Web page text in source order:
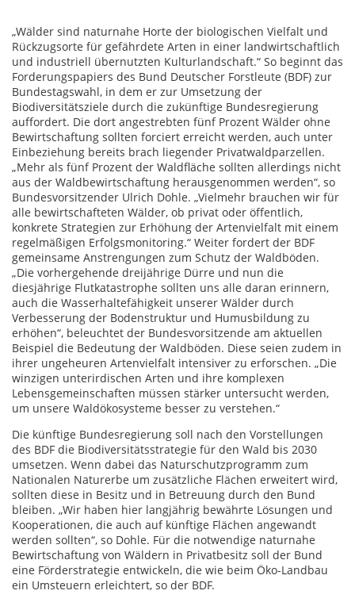
„Wälder sind naturnahe Horte der biologischen Vielfalt und
Rückzugsorte für gefährdete Arten in einer landwirtschaftlich
und industriell übernutzten Kulturlandschaft.“ So beginnt das
Forderungspapiers des Bund Deutscher Forstleute (BDF) zur
Bundestagswahl, in dem er zur Umsetzung der
Biodiversitätsziele durch die zukünftige Bundesregierung
auffordert. Die dort angestrebten fünf Prozent Wälder ohne
Bewirtschaftung sollten forciert erreicht werden, auch unter
Einbeziehung bereits brach liegender Privatwaldparzellen.
„Mehr als fünf Prozent der Waldfläche sollten allerdings nicht
aus der Waldbewirtschaftung herausgenommen werden“, so
Bundesvorsitzender Ulrich Dohle. „Vielmehr brauchen wir für
alle bewirtschafteten Wälder, ob privat oder öffentlich,
konkrete Strategien zur Erhöhung der Artenvielfalt mit einem
regelmäßigen Erfolgsmonitoring.“ Weiter fordert der BDF
gemeinsame Anstrengungen zum Schutz der Waldböden.
„Die vorhergehende dreijährige Dürre und nun die
diesjährige Flutkatastrophe sollten uns alle daran erinnern,
auch die Wasserhaltefähigkeit unserer Wälder durch
Verbesserung der Bodenstruktur und Humusbildung zu
erhöhen“, beleuchtet der Bundesvorsitzende am aktuellen
Beispiel die Bedeutung der Waldböden. Diese seien zudem in
ihrer ungeheuren Artenvielfalt intensiver zu erforschen. „Die
winzigen unterirdischen Arten und ihre komplexen
Lebensgemeinschaften müssen stärker untersucht werden,
um unsere Waldökosysteme besser zu verstehen.“
Die künftige Bundesregierung soll nach den Vorstellungen
des BDF die Biodiversitätsstrategie für den Wald bis 2030
umsetzen. Wenn dabei das Naturschutzprogramm zum
Nationalen Naturerbe um zusätzliche Flächen erweitert wird,
sollten diese in Besitz und in Betreuung durch den Bund
bleiben. „Wir haben hier langjährig bewährte Lösungen und
Kooperationen, die auch auf künftige Flächen angewandt
werden sollten“, so Dohle. Für die notwendige naturnahe
Bewirtschaftung von Wäldern in Privatbesitz soll der Bund
eine Förderstrategie entwickeln, die wie beim Öko-Landbau
ein Umsteuern erleichtert, so der BDF.